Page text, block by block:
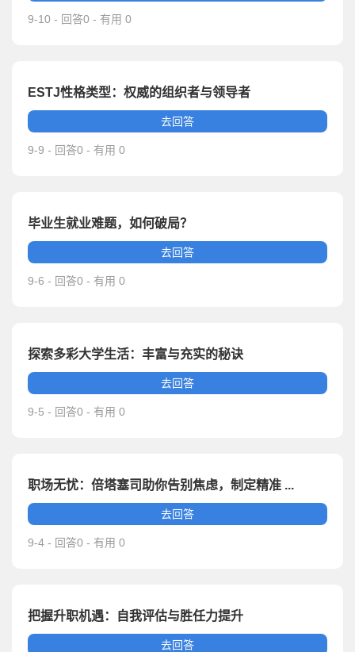
9-10 - 回答0 - 有用 0
ESTJ性格类型：权威的组织者与领导者
去回答
9-9 - 回答0 - 有用 0
毕业生就业难题，如何破局？
去回答
9-6 - 回答0 - 有用 0
探索多彩大学生活：丰富与充实的秘诀
去回答
9-5 - 回答0 - 有用 0
职场无忧：倍塔塞司助你告别焦虑，制定精准 ...
去回答
9-4 - 回答0 - 有用 0
把握升职机遇：自我评估与胜任力提升
去回答